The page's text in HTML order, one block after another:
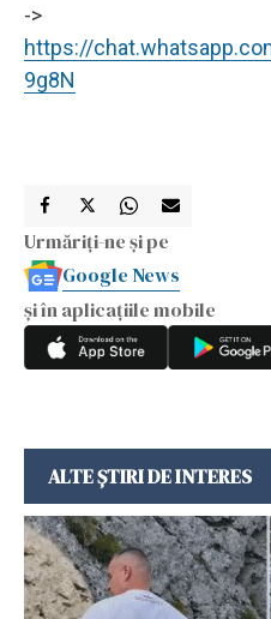
->
https://
9g8N
Urmăriți-ne și pe
Google News
și în aplicațiile mobile
ALTE ȘTIRI DE INTERES